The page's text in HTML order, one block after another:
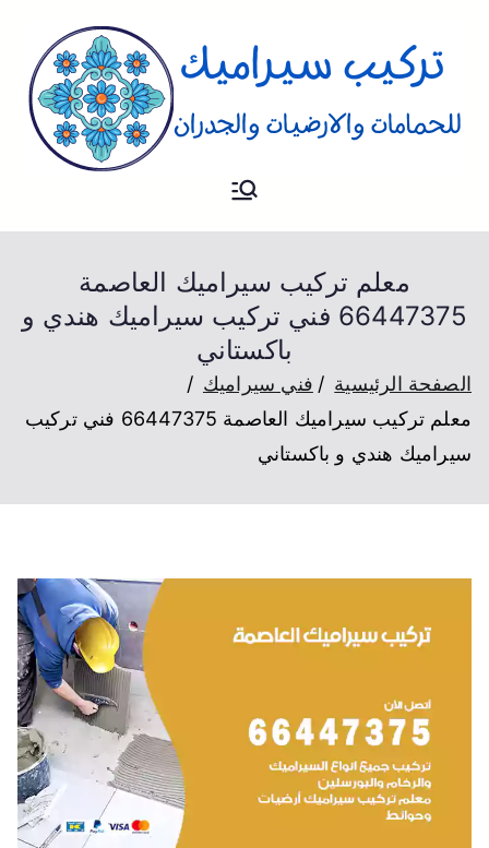
سيراميك
فني تركيب سيراميك للارضيات و
معلم تركيب سيراميك العاصمة
66447375 فني تركيب سيراميك هندي و
باكستاني
الصفحة الرئيسية
فني سيراميك
معلم تركيب سيراميك العاصمة 66447375 فني تركيب
سيراميك هندي و باكستاني